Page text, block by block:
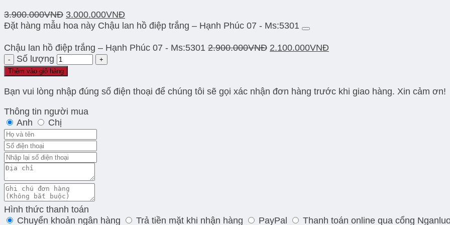
3.900.000VNĐ 3.000.000VNĐ
Đặt hàng mẫu hoa này Chậu lan hồ điệp trắng – Hạnh Phúc 07 - Ms:5301
Chậu lan hồ điệp trắng – Hạnh Phúc 07 - Ms:5301 2.900.000VNĐ 2.100.000VNĐ
Số lượng
Thêm vào giỏ hàng
Bạn vui lòng nhập đúng số điện thoại để chúng tôi sẽ gọi xác nhận đơn hàng trước khi giao hàng. Xin cảm ơn!
Thông tin người mua
Anh
Chị
Hình thức thanh toán
Chuyển khoản ngân hàng
Trả tiền mặt khi nhận hàng PayPal Thanh toán online qua cổng